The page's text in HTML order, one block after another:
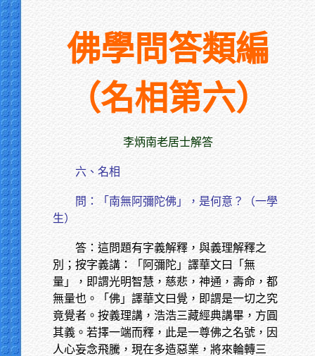
佛學問答類編
（名相第六）
李炳南老居士解答
六、名相
問：「南無阿彌陀佛」，是何意？（一學
生）
答：這問題有字義解釋，與義理解釋之
別；按字義講：「阿彌陀」譯華文曰「無
量」，即謂光明智慧，慈悲，神通，壽命，都
無量也。「佛」譯華文曰覺，即謂是一切之究
竟覺者。按義理講，浩浩三藏經典講畢，方圓
其義。若擇一端而釋，此是一尊佛之名號，因
人心妄念飛騰，現在多造惡業，將來輪轉三